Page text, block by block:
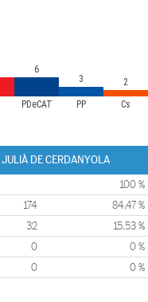
PDeCAT PP Cs
6
3
2
DE CERDANYOLA
100 %
174 84,47 %
32 15,53 %
0 0 %
0 0 %